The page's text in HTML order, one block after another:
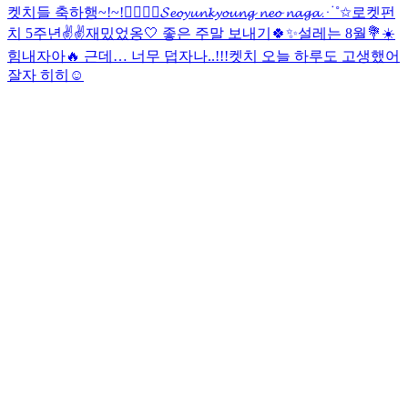
켓치들 축하행~!~!❤️‍🔥❤️‍🔥𝓢𝓮𝓸𝔂𝓾𝓷𝓴𝔂𝓸𝓾𝓷𝓰 𝓷𝓮𝓸 𝓷𝓪𝓰𝓪⋰˚✩로켓펀
치 5주년✌️✌️재밌었옹🤍 좋은 주말 보내기🍀✨설레는 8월💐☀️
힘내자아🔥 근데… 너무 덥자나..!!!켓치 오늘 하루도 고생했어
잘자 히히☺